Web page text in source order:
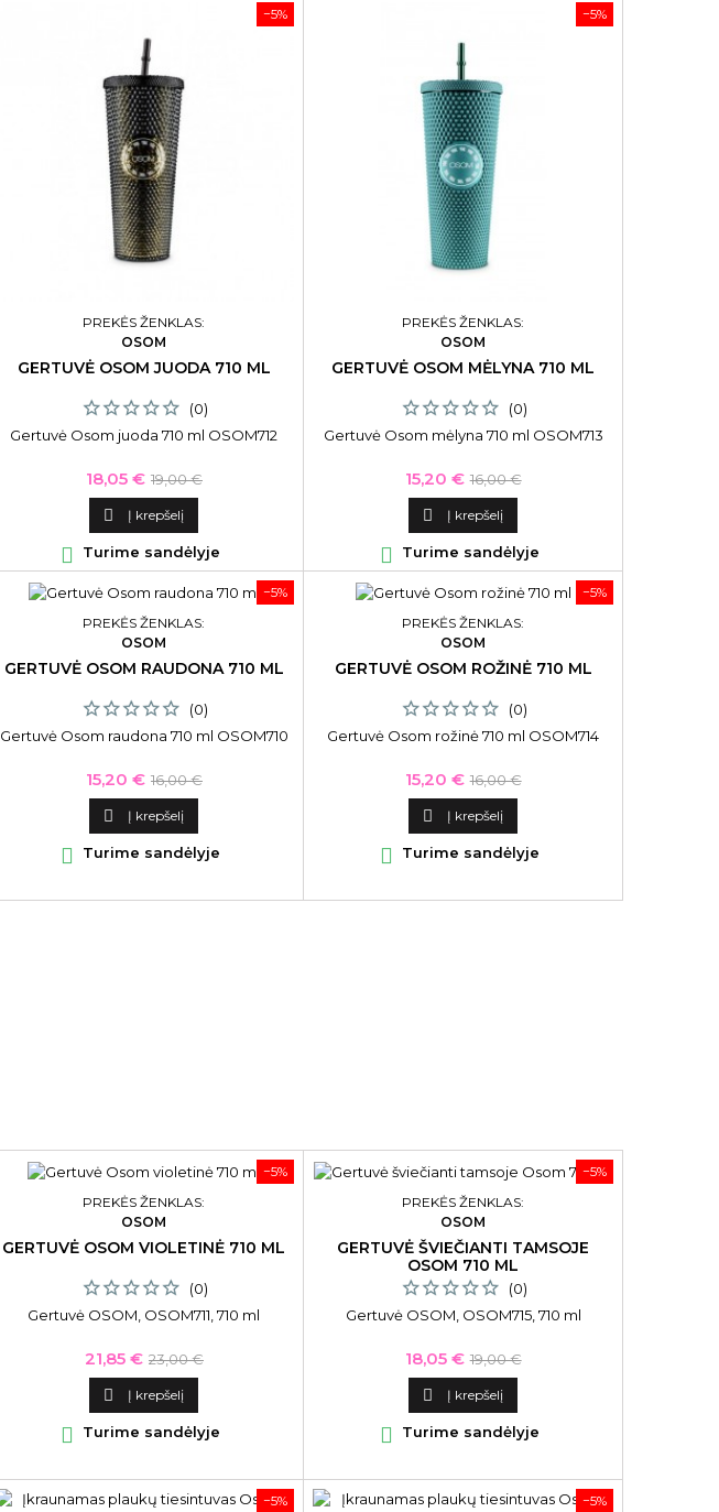
−5%
PREKĖS ŽENKLAS:
OSOM
GERTUVĖ OSOM JUODA 710 ML
(0)
Gertuvė Osom juoda 710 ml OSOM712
Kaina
18,05 € Bazinė
kaina
19,00 €
 Į krepšelį
 Turime sandėlyje
−5%
PREKĖS ŽENKLAS:
OSOM
GERTUVĖ OSOM MĖLYNA 710 ML
(0)
Gertuvė Osom mėlyna 710 ml OSOM713
Kaina
15,20 € Bazinė
kaina
16,00 €
 Į krepšelį
 Turime sandėlyje
−5%
PREKĖS ŽENKLAS:
OSOM
GERTUVĖ OSOM RAUDONA 710 ML
(0)
Gertuvė Osom raudona 710 ml OSOM710
Kaina
15,20 € Bazinė
kaina
16,00 €
 Į krepšelį
 Turime sandėlyje
−5%
PREKĖS ŽENKLAS:
OSOM
GERTUVĖ OSOM ROŽINĖ 710 ML
(0)
Gertuvė Osom rožinė 710 ml OSOM714
Kaina
15,20 € Bazinė
kaina
16,00 €
 Į krepšelį
 Turime sandėlyje
−5%
PREKĖS ŽENKLAS:
OSOM
GERTUVĖ OSOM VIOLETINĖ 710 ML
(0)
Gertuvė OSOM, OSOM711, 710 ml
Kaina
21,85 € Bazinė
kaina
23,00 €
 Į krepšelį
 Turime sandėlyje
−5%
PREKĖS ŽENKLAS:
OSOM
GERTUVĖ ŠVIEČIANTI TAMSOJE
OSOM 710 ML
(0)
Gertuvė OSOM, OSOM715, 710 ml
Kaina
18,05 € Bazinė
kaina
19,00 €
 Į krepšelį
 Turime sandėlyje
−5% −5%